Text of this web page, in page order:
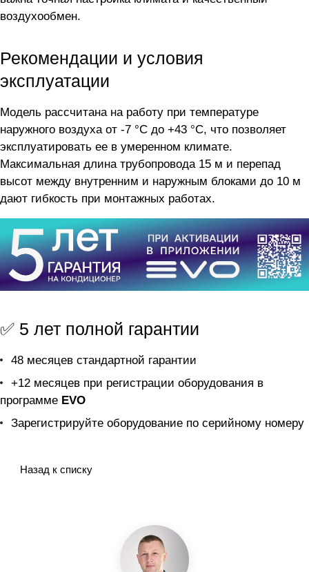
воздухообмен.
Рекомендации и условия
эксплуатации
Модель рассчитана на работу при температуре
наружного воздуха от -7 °C до +43 °C, что позволяет
эксплуатировать ее в умеренном климате.
Максимальная длина трубопровода 15 м и перепад
высот между внутренним и наружным блоками до 10 м
дают гибкость при монтажных работах.
✅ 5 лет полной гарантии
48 месяцев стандартной гарантии
+12 месяцев при регистрации оборудования в
программе EVO
Зарегистрируйте оборудование по серийному номеру
Назад к списку